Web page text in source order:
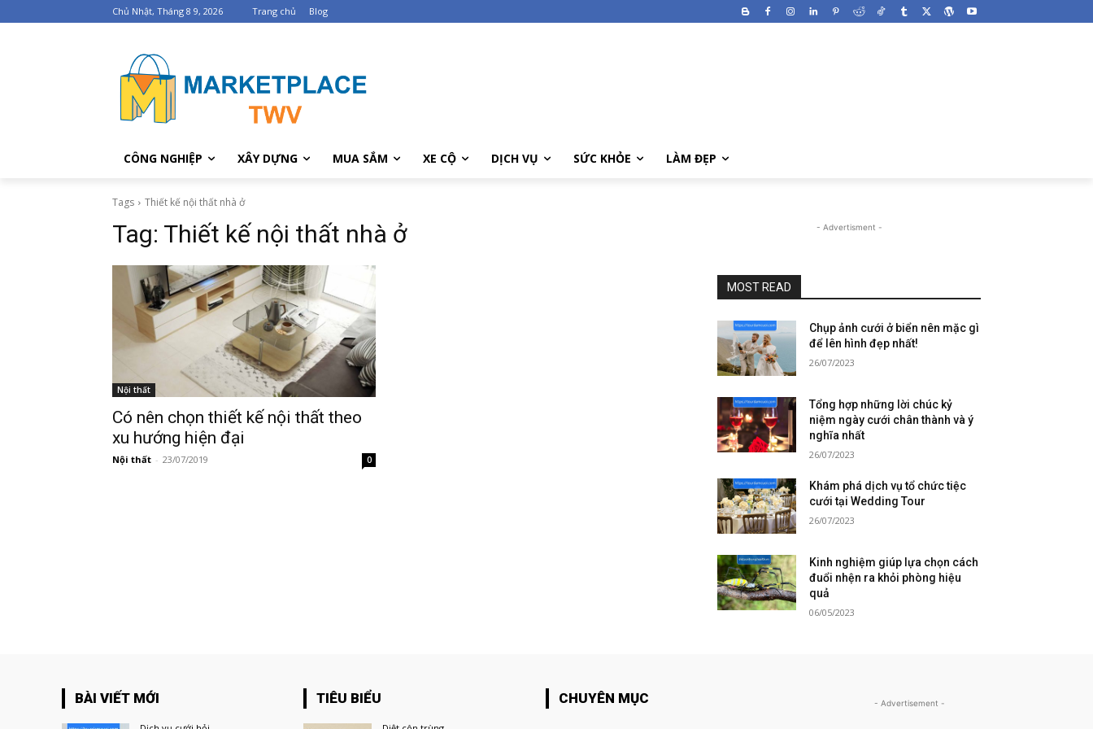
Chủ Nhật, Tháng 8 9, 2026 Trang chủ Blog
CÔNG NGHIỆP XÂY DỰNG MUA SẮM XE CỘ DỊCH VỤ SỨC KHỎE LÀM ĐẸP
Tags Thiết kế nội thất nhà ở
Tag: Thiết kế nội thất nhà ở
Nội thất
Có nên chọn thiết kế nội thất theo
xu hướng hiện đại
Nội thất - 23/07/2019 0
- Advertisment -
MOST READ
Chụp ảnh cưới ở biển nên mặc gì
để lên hình đẹp nhất!
26/07/2023
Tổng hợp những lời chúc kỷ
niệm ngày cưới chân thành và ý
nghĩa nhất
26/07/2023
Khám phá dịch vụ tổ chức tiệc
cưới tại Wedding Tour
26/07/2023
Kinh nghiệm giúp lựa chọn cách
đuổi nhện ra khỏi phòng hiệu
quả
06/05/2023
BÀI VIẾT MỚI TIÊU BIỂU CHUYÊN MỤC - Advertisement -